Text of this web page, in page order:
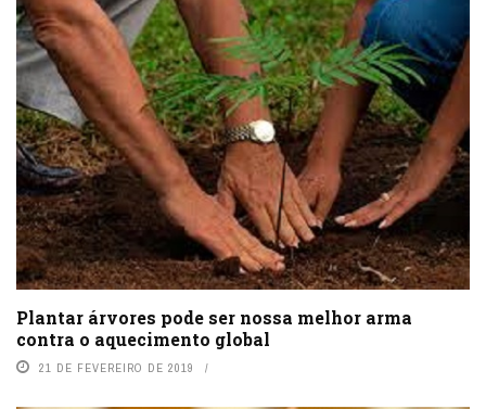
Plantar árvores pode ser nossa melhor arma
contra o aquecimento global
21 DE FEVEREIRO DE 2019